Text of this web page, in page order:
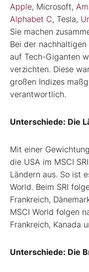
Apple, Microsoft,
Alphabet C, Tesla,
Sie machen
Bei der
auf Tech-Giganten
verzichten. Diese
großen Indizes
verantwortlich.
Unterschiede: Die
Mit einer
die USA im MSCI
Ländern aus. So ist
World. Beim SRI
Frankreich,
MSCI World folgen
Frankreich, Kanada
Unterschiede: Die